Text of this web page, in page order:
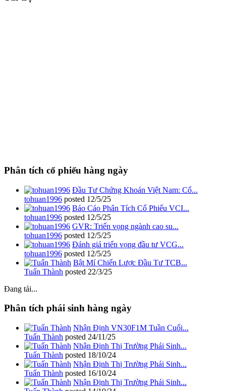
Phân tích cổ phiếu hàng ngày
Đầu Tư Chứng Khoán Việt Nam: Cổ...
tohuan1996 posted 12/5/25
Báo Cáo Phân Tích Cổ Phiếu VCI...
tohuan1996 posted 12/5/25
GVR: Triển vọng ngành cao su...
tohuan1996 posted 12/5/25
Đánh giá triển vọng đầu tư VCG...
tohuan1996 posted 12/5/25
Bật Mí Chiến Lược Đầu Tư TCB...
Tuấn Thành posted 22/3/25
Đang tải...
Phân tích phái sinh hàng ngày
Nhận Định VN30F1M Tuần Cuối...
Tuấn Thành posted 24/11/25
Nhận Định Thị Trường Phái Sinh...
Tuấn Thành posted 18/10/24
Nhận Định Thị Trường Phái Sinh...
Tuấn Thành posted 16/10/24
Nhận Định Thị Trường Phái Sinh...